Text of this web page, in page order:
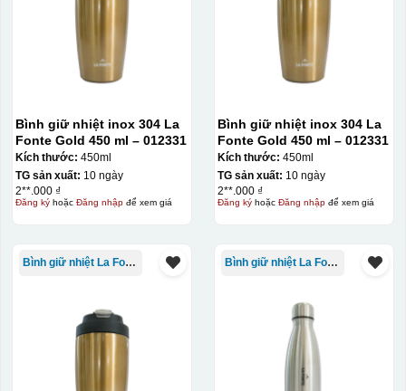
Đây là giấy decal đã in xong, đang chờ khô để cắt dán
sứ, thợ sẽ cắt thủ công các miếng logo ra, sau đó thấp
nước và trượt nhẹ lên gốm sứ để tem decal dính tạm lên
đó bằng nước. Người thợ sẽ căn chỉnh bằng mắt thường
cho vị trí logo cân đối phù hợp, sau đó dùng miếng nhựa
Bình giữ nhiệt inox 304 La
Fonte Gold 450 ml – 012331
Kích thước: 450ml
TG sản xuất: 10 ngày
2**.000 ₫
Đăng kýhoặc Đăng nhậpđể xem giá
Bình giữ nhiệt inox 304 La
Fonte Gold 450 ml – 012331
Kích thước: 450ml
TG sản xuất: 10 ngày
2**.000 ₫
Đăng kýhoặc Đăng nhậpđể xem giá
Bình giữ nhiệt La Fonte Bình giữ nhiệt La Fonte